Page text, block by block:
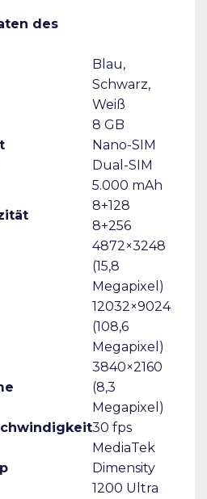
des
Blau,
Schwarz,
Weiß
8 GB
Nano-SIM
Dual-SIM
5.000 mAh
8+128
8+256
4872×3248
(15,8
Megapixel)
12032×9024
(108,6
Megapixel)
3840×2160
(8,3
Megapixel)
30 fps
MediaTek
Dimensity
1200 Ultra